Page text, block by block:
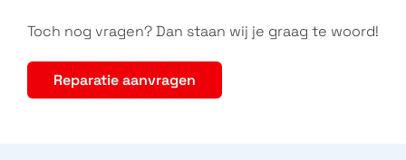
Toch nog vragen? Dan staan wij je graag te woord!
Reparatie aanvragen